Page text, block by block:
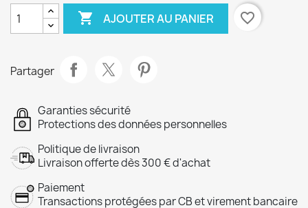
 AJOUTER AU PANIER favorite_border
Partager
Garanties sécurité
Protections des données personnelles
Politique de livraison
Livraison offerte dès 300 € d'achat
Paiement
Transactions protégées par CB et virement bancaire